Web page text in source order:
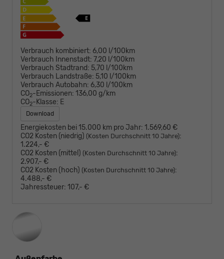
Verbrauch kombiniert: 6,00 l/100km
Verbrauch Innenstadt: 7,20 l/100km
Verbrauch Stadtrand: 5,70 l/100km
Verbrauch Landstraße: 5,10 l/100km
Verbrauch Autobahn: 6,30 l/100km
CO2-Emissionen: 136,00 g/km
CO2-Klasse: E
Download
Energiekosten bei 15.000 km pro Jahr: 1.569,60 €
CO2 Kosten (niedrig) (Kosten Durchschnitt 10 Jahre):
1.224,- €
CO2 Kosten (mittel) (Kosten Durchschnitt 10 Jahre):
2.907,- €
CO2 Kosten (hoch) (Kosten Durchschnitt 10 Jahre):
4.488,- €
Jahressteuer: 107,- €